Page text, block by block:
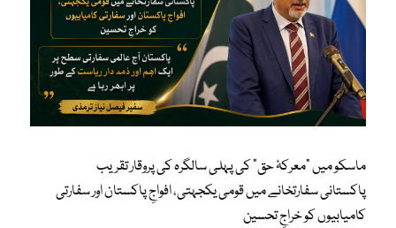
ماسکو میں “معرکۂ حق” کی پہلی سالگرہ کی پروقار تقریب
پاکستانی سفارتخانے میں قومی یکجہتی، افواجِ پاکستان اور سفارتی
کامیابیوں کو خراجِ تحسین